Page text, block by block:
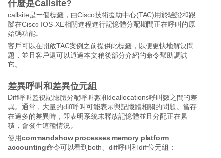
什麼是Callsite?
callsite是一個標籤，由Cisco技術援助中心(TAC)用於驗證和跟
蹤在Cisco IOS-XE相關進程進行記憶體分配期間正在呼叫的原
始碼功能。
客戶可以在開啟TAC案例之前提供此標籤，以便更快地解決問
題，並且客戶還可以通過本文稍後部分介紹的命令幫助調試
它。
差異呼叫和差異位元組
Diff呼叫監視記憶體分配呼叫數和deallocations呼叫數之間的差
異。通常，大量的diff呼叫可能表示與記憶體相關的問題。當存
在過多的差異時，即表明系統未釋放記憶體並且分配正在累
積，會發生這種情況。
使用commandshow processes memory platform
accounting命令可以看到both、diff呼叫和diff位元組：